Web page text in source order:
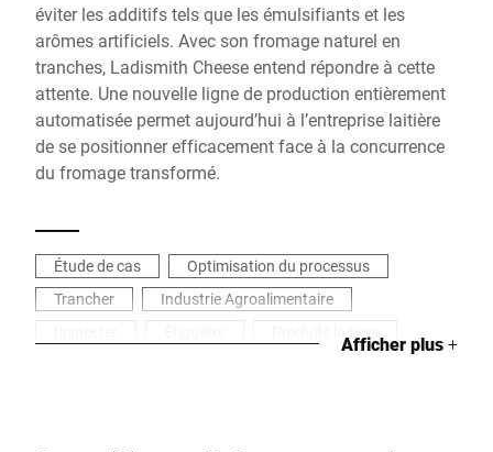
éviter les additifs tels que les émulsifiants et les
arômes artificiels. Avec son fromage naturel en
tranches, Ladismith Cheese entend répondre à cette
attente. Une nouvelle ligne de production entièrement
automatisée permet aujourd’hui à l’entreprise laitière
de se positionner efficacement face à la concurrence
du fromage transformé.
Étude de cas
Optimisation du processus
Trancher
Industrie Agroalimentaire
Produits laitiers
Afficher plus+